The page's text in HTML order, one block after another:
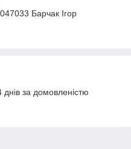
Барчак Ігор
за домовленістю